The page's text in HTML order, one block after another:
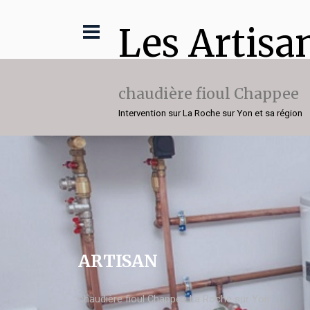
Les
chaudière fioul Chappee
Intervention sur La Roche sur Yon et sa région
ARTISAN
chaudière fioul Chappee La Roche sur Yon